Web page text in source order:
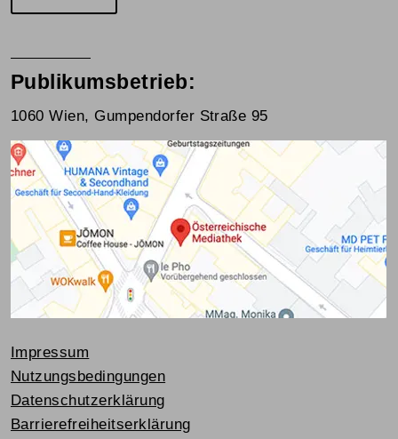
Publikumsbetrieb:
1060 Wien, Gumpendorfer Straße 95
Impressum
Nutzungsbedingungen
Datenschutzerklärung
Barrierefreiheitserklärung